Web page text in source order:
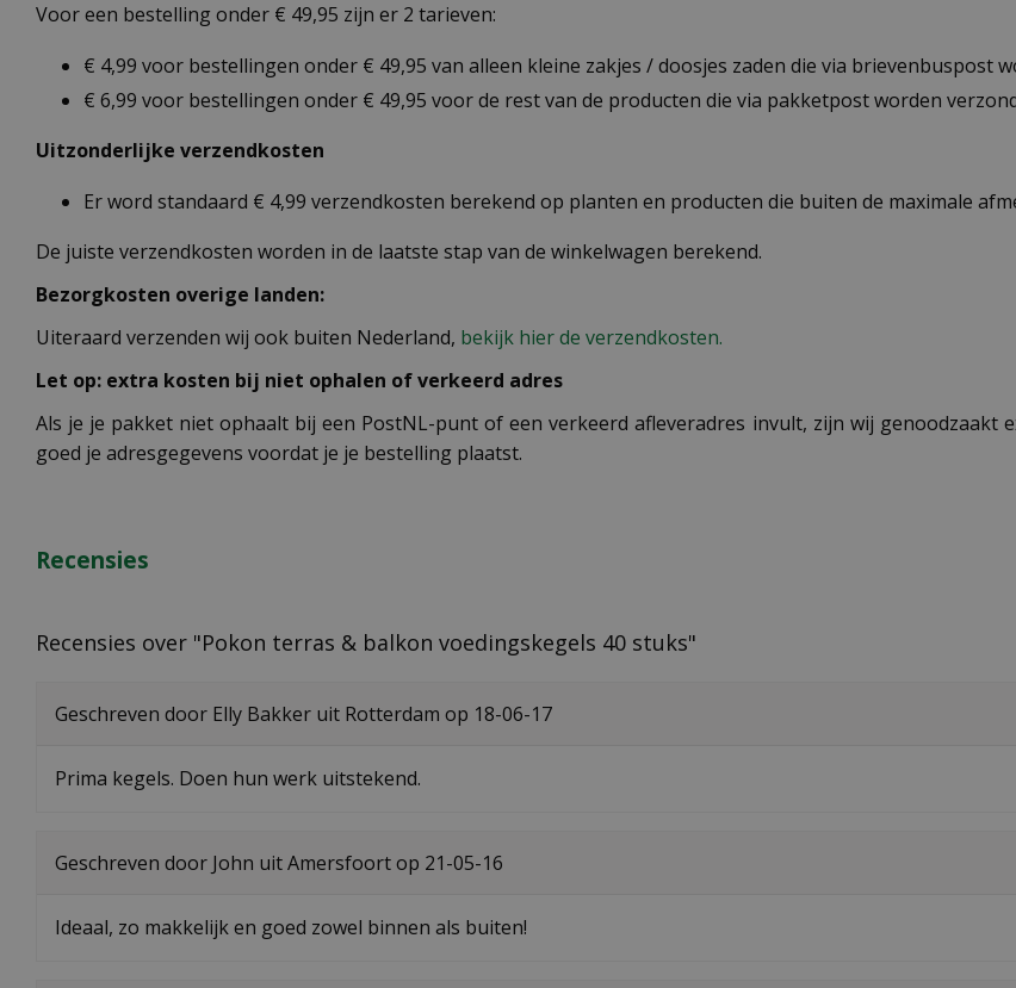
Voor een bestelling onder € 49,95 zijn er 2 tarieven:
€ 4,99 voor bestellingen onder € 49,95 van alleen kleine zakjes / doosjes zaden die via brievenbuspost
€ 6,99 voor bestellingen onder € 49,95 voor de rest van de producten die via pakketpost worden
Uitzonderlijke verzendkosten
Er word standaard € 4,99 verzendkosten berekend op planten en producten die buiten de maximale
De juiste verzendkosten worden in de laatste stap van de winkelwagen berekend.
Bezorgkosten overige landen:
Uiteraard verzenden wij ook buiten Nederland, bekijk hier de verzendkosten.
Let op: extra kosten bij niet ophalen of verkeerd adres
Als je je pakket niet ophaalt bij een PostNL-punt of een verkeerd afleveradres invult, zijn wij
goed je adresgegevens voordat je je bestelling plaatst.
Recensies
Recensies over "Pokon terras & balkon voedingskegels 40 stuks"
Geschreven door Elly Bakker uit Rotterdam op 18-06-17
Prima kegels. Doen hun werk uitstekend.
Geschreven door John uit Amersfoort op 21-05-16
Ideaal, zo makkelijk en goed zowel binnen als buiten!